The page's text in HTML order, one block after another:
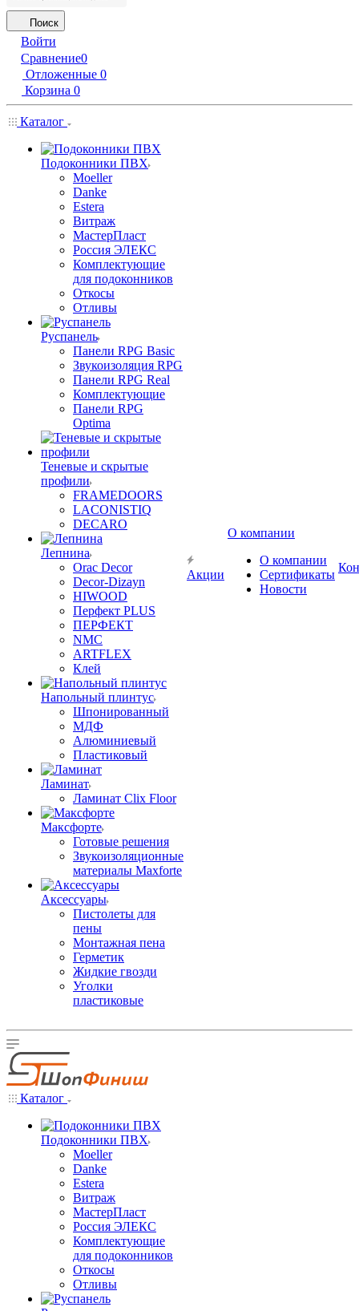
Поиск
Войти
Сравнение0
Отложенные 0
Корзина 0
Каталог
Подоконники ПВХ
Moeller
Danke
Estera
Витраж
МастерПласт
Россия ЭЛЕКС
Комплектующие
для подоконников
Откосы
Отливы
Руспанель
Панели RPG Basic
Звукоизоляция RPG
Панели RPG Real
Комплектующие
Панели RPG
Optima
Теневые и скрытые
профили
FRAMEDOORS
LACONISTIQ
DECARO
Лепнина
Orac Decor
Decor-Dizayn
HIWOOD
Перфект PLUS
ПЕРФЕКТ
NMC
ARTFLEX
Клей
Напольный плинтус
Шпонированный
МДФ
Алюминиевый
Пластиковый
Ламинат
Ламинат Clix Floor
Максфорте
Готовые решения
Звукоизоляционные
материалы Maxforte
Аксессуары
Пистолеты для
пены
Монтажная пена
Герметик
Жидкие гвозди
Уголки
пластиковые
Акции
О компании
О компании
Сертификаты
Новости
Каталог
Подоконники ПВХ
Moeller
Danke
Estera
Витраж
МастерПласт
Россия ЭЛЕКС
Комплектующие
для подоконников
Откосы
Отливы